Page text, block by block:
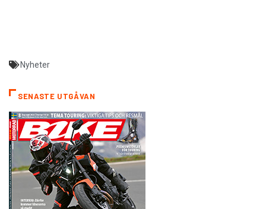
Nyheter
SENASTE UTGÅVAN